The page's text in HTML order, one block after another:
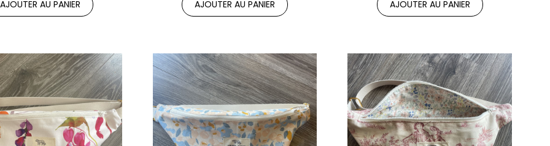
AJOUTER AU PANIER AJOUTER AU PANIER AJOUTER AU PANIER